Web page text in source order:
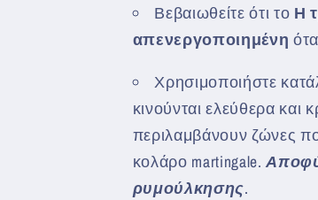
Βεβαιωθείτε ότι το Η
απενεργοποιημένη
Χρησιμοποιήστε
κινούνται ελεύθερα και
περιλαμβάνουν ζώνες
κολάρο martingale.
ρυμούλκησης.